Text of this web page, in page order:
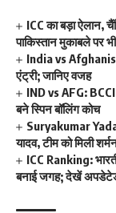
ICC का बड़ा ऐलान,
पाकिस्तान मुकाबले पर
India vs
एंट्री; जानिए वजह
IND vs AFG:
बने स्पिन बॉलिंग कोच
Suryakumar
यादव, टीम को मिली
ICC Ranking:
बनाई जगह; देखें